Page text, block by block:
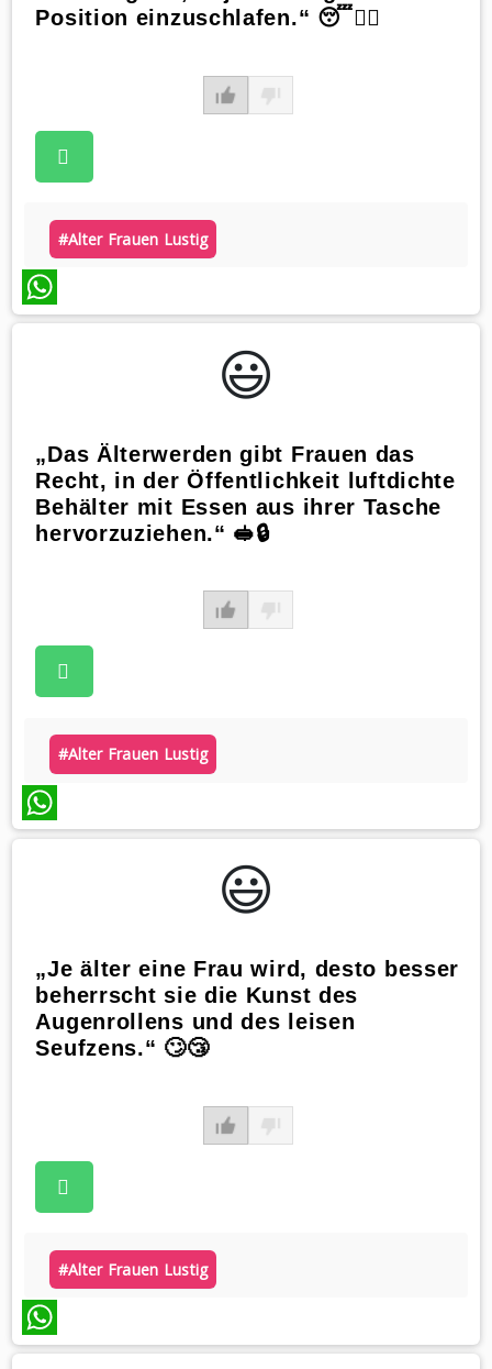
Position einzuschlafen.“ 😴🧘‍♀️
#alter Frauen Lustig
WhatsApp
😃️
„Das Älterwerden gibt Frauen das
Recht, in der Öffentlichkeit luftdichte
Behälter mit Essen aus ihrer Tasche
hervorzuziehen.“ 🥪🔒
#alter Frauen Lustig
WhatsApp
😃️
„Je älter eine Frau wird, desto besser
beherrscht sie die Kunst des
Augenrollens und des leisen
Seufzens.“ 🙄😴
#alter Frauen Lustig
WhatsApp